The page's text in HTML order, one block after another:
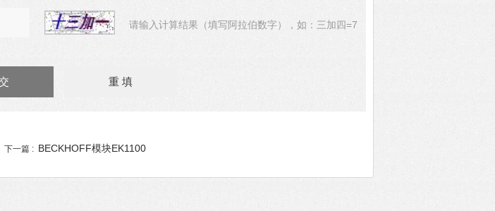
请输入计算结果（填写阿拉伯数字），如：三加四=7
下一篇 : BECKHOFF模块EK1100